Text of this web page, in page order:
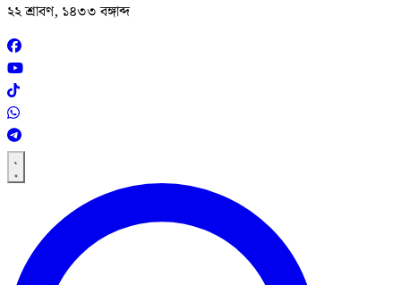
২২ শ্রাবণ, ১৪৩৩ বঙ্গাব্দ